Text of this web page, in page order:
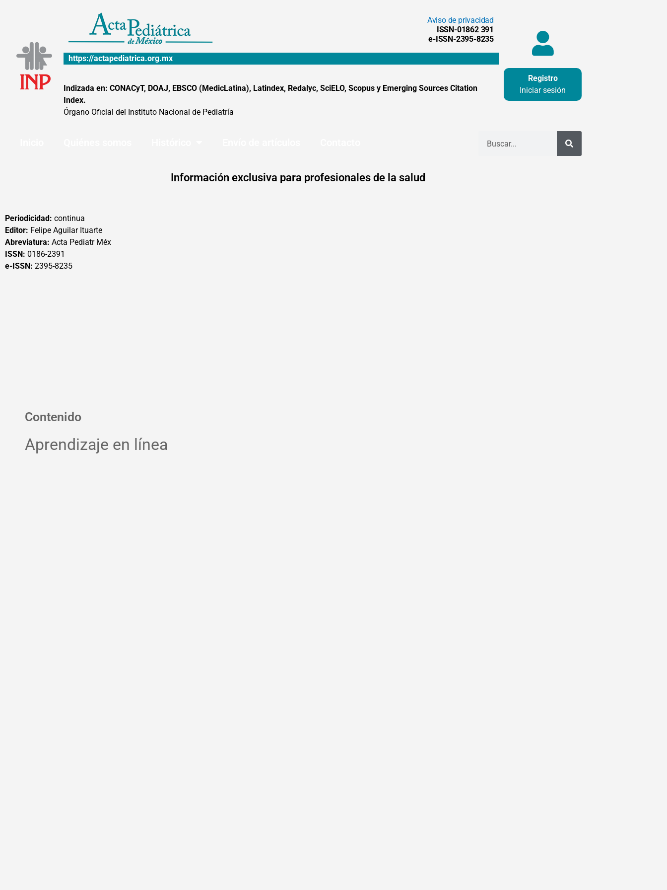
Aviso de privacidad
ISSN-01862 391
e-ISSN-2395-8235
https://actapediatrica.org.mx
Indizada en: CONACyT, DOAJ, EBSCO (MedicLatina), Latindex, Redalyc, SciELO, Scopus y Emerging Sources Citation
Index.
Órgano Oficial del Instituto Nacional de Pediatría
Registro
Iniciar sesión
Información exclusiva para profesionales de la salud
Periodicidad: continua
Editor: Felipe Aguilar Ituarte
Abreviatura: Acta Pediatr Méx
ISSN: 0186-2391
e-ISSN: 2395-8235
Contenido
Aprendizaje en línea